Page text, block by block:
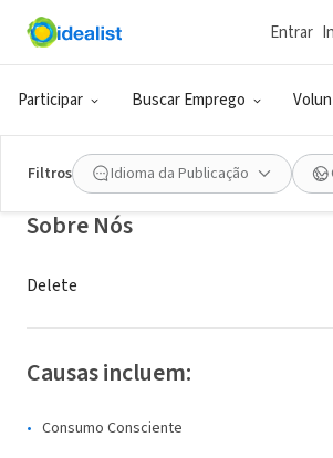
Participar Buscar Emprego
Entrar
Filtros Idioma da Publicação
ONG (SETOR SOCIAL)
Delete
Sobre Nós
Delete
Causas incluem:
Consumo Consciente